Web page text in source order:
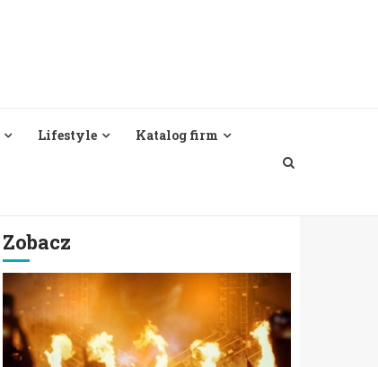
Lifestyle Katalog firm
Zobacz